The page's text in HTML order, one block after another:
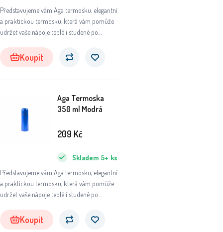
Představujeme vám Aga termosku, elegantní
a praktickou termosku, která vám pomůže
udržet vaše nápoje teplé i studené po
přírody, do práce nebo na sportovní aktivity,
tato termoska se stane vaším
Koupit
Aga Termoska
350 ml Modrá
Představujeme vám Aga termosku, elegantní
a praktickou termosku, která vám pomůže
udržet vaše nápoje teplé i studené po
přírody, do práce nebo na sportovní aktivity,
tato termoska se stane vaším
Skladem 5+ ks
209 Kč
Koupit